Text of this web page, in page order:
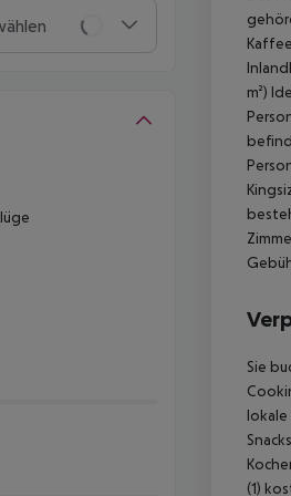
m²)
Sie
lokale
(1)